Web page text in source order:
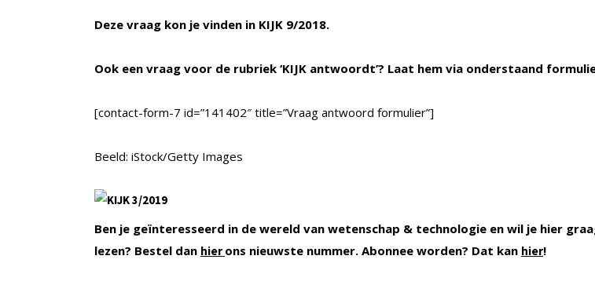
Deze vraag kon je vinden in KIJK 9/2018.
Ook een vraag voor de rubriek ‘KIJK antwoordt’? Laat hem via onderstaand
[contact-form-7 id=”141402″ title=”Vraag antwoord formulier”]
Beeld: iStock/Getty Images
Ben je geïnteresseerd in de wereld van wetenschap & technologie en wil je hier
lezen? Bestel dan hier ons nieuwste nummer. Abonnee worden? Dat kan hier!